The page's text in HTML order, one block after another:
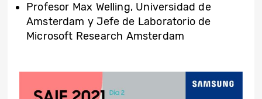
Profesor Max Welling, Universidad de
Amsterdam y Jefe de Laboratorio de
Microsoft Research Amsterdam